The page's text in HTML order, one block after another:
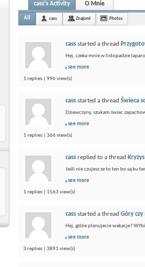
cass's Activity O Mnie
All cass Znajomi Photos
cass started a thread
Hej, czeka mnie w listopadzie
see more
1 replies | 996 view(s)
cass started a thread Świeca
Dziewczyny, szukam świec
see more
1 replies | 366 view(s)
cass replied to a thread
Jeśli nie czujesz ze to ten bo są ku
see more
1 replies | 1563 view(s)
cass started a thread Góry
Hej, gdzie planujecie wakacje?
see more
3 replies | 3891 view(s)